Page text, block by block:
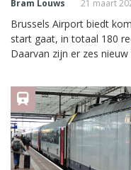
Bram Louws 21 maart
Brussels Airport biedt
start gaat, in totaal 180
Daarvan zijn er zes